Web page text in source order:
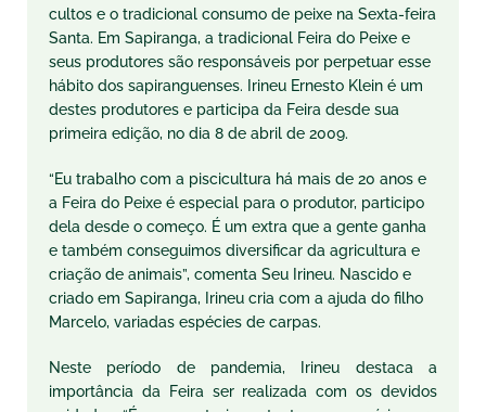
cultos e o tradicional consumo de peixe na Sexta-feira
Santa. Em Sapiranga, a tradicional Feira do Peixe e
seus produtores são responsáveis por perpetuar esse
hábito dos sapiranguenses. Irineu Ernesto Klein é um
destes produtores e participa da Feira desde sua
primeira edição, no dia 8 de abril de 2009.
“Eu trabalho com a piscicultura há mais de 20 anos e
a Feira do Peixe é especial para o produtor, participo
dela desde o começo. É um extra que a gente ganha
e também conseguimos diversificar da agricultura e
criação de animais”, comenta Seu Irineu. Nascido e
criado em Sapiranga, Irineu cria com a ajuda do filho
Marcelo, variadas espécies de carpas.
Neste período de pandemia, Irineu destaca a
importância da Feira ser realizada com os devidos